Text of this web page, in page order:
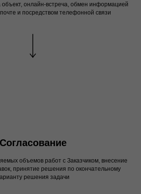
онлайн-встреча, обмен информацией
и посредством телефонной связи
Согласование
объемов работ с Заказчиком, внесение
принятие решения по окончательному
решения задачи